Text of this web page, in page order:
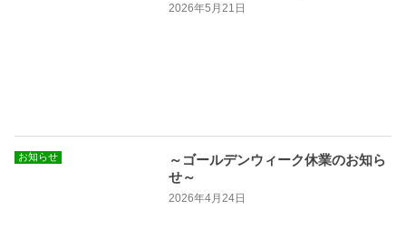
2026年5月21日
お知らせ
～ゴールデンウィーク休業のお知ら
せ～
2026年4月24日